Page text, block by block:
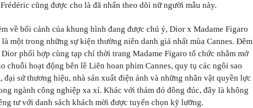
cũng được cho là đã nhấn theo dõi nữ người mẫu này.
về bối cảnh của khung hình đang được chú ý, Dior x Madame Figaro
một trong những sự kiện thường niên danh giá nhất mùa Cannes. Đêm
phối hợp cùng tạp chí thời trang Madame Figaro tổ chức nhằm mở
chuỗi hoạt động bên lề Liên hoan phim Cannes, quy tụ các ngôi sao
đại sứ thương hiệu, nhà sản xuất điện ảnh và những nhân vật quyền lực
ngành công nghiệp xa xỉ. Khác với thảm đỏ đông đúc, đây là không
tư với danh sách khách mời được tuyển chọn kỹ lưỡng.